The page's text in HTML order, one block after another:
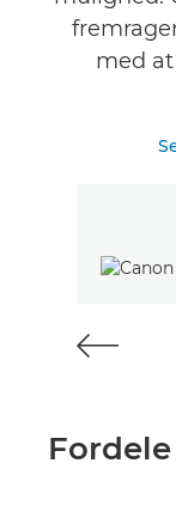
med
Fordele